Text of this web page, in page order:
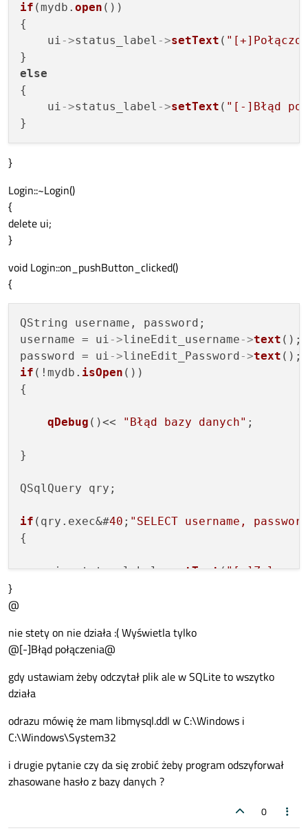
if (mydb. open ())
{
    ui
->status_label ->setText (
else
{
    ui
->status_label ->setText ( "[-]Błąd
}
Login::~Login()
{
delete ui;
}
void Login::on_pushButton_clicked()
{
QString username, password;
username = ui->lineEdit_username->text ();
password = ui->lineEdit_Password ->text
if (!mydb. isOpen ())
{
qDebug ()<< "Błąd bazy danych" ;
}
QSqlQuery qry;
if (qry.exec&#40 ; "SELECT username,
{
    ui
->status_label->setText(
    projectlistwindow.
setModal
    projectlistwindow.exec&#
else
{
    ui
->status_label->setText( "[-]Zła
}
@
nie stety on nie działa :( Wyświetla tylko
@[-]Błąd połączenia@
gdy ustawiam żeby odczytał plik ale w SQLite to wszytko
działa
odrazu mówię że mam libmysql.ddl w C:\Windows i
C:\Windows\System32
i drugie pytanie czy da się zrobić żeby program odszyforwał
zhasowane hasło z bazy danych ?
0